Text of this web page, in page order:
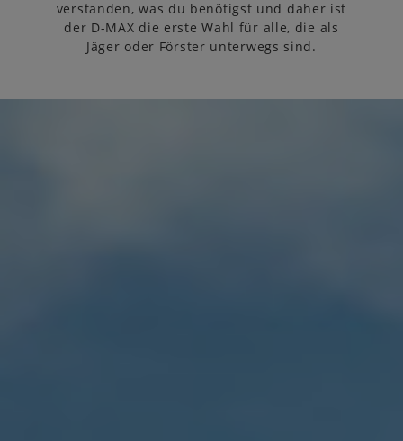
verstanden, was du benötigst und daher ist
der D-MAX die erste Wahl für alle, die als
Jäger oder Förster unterwegs sind.